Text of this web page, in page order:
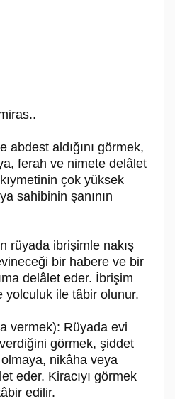
abdest aldığını görmek,
ferah ve nimete delâlet
çok yüksek
sahibinin şanının
rüyada ibrişimle nakış
bir habere ve bir
delâlet eder. İbrişim
yolculuk ile tâbir olunur.
vermek): Rüyada evi
görmek, şiddet
nikâha veya
eder. Kiracıyı görmek
edilir.